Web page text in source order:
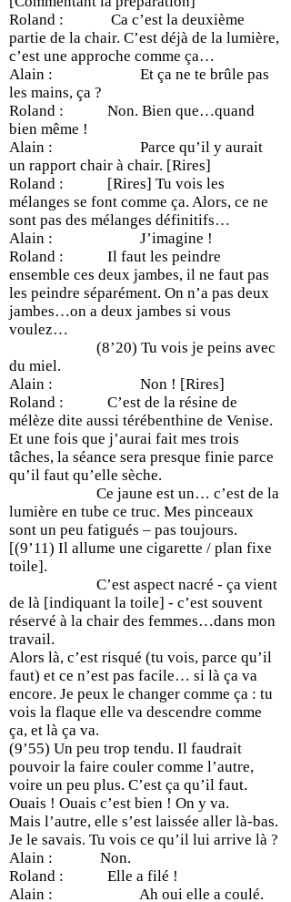
Roland : Ca c’est la deuxième
partie de la chair. C’est déjà de la lumière,
c’est une approche comme ça…
Alain : Et ça ne te brûle pas
les mains, ça ?
Roland : Non. Bien que…quand
bien même !
Alain : Parce qu’il y aurait
un rapport chair à chair. [Rires]
Roland : [Rires] Tu vois les
mélanges se font comme ça. Alors, ce ne
sont pas des mélanges définitifs…
Alain : J’imagine !
Roland : Il faut les peindre
ensemble ces deux jambes, il ne faut pas
les peindre séparément. On n’a pas deux
jambes…on a deux jambes si vous
voulez…
(8’20) Tu vois je peins avec
du miel.
Alain : Non ! [Rires]
Roland : C’est de la résine de
mélèze dite aussi térébenthine de Venise.
Et une fois que j’aurai fait mes trois
tâches, la séance sera presque finie parce
qu’il faut qu’elle sèche.
Ce jaune est un… c’est de la
lumière en tube ce truc. Mes pinceaux
sont un peu fatigués – pas toujours.
[(9’11) Il allume une cigarette / plan fixe
toile].
C’est aspect nacré - ça vient
de là [indiquant la toile] - c’est souvent
réservé à la chair des femmes…dans mon
travail.
Alors là, c’est risqué (tu vois, parce qu’il
faut) et ce n’est pas facile… si là ça va
encore. Je peux le changer comme ça : tu
vois la flaque elle va descendre comme
ça, et là ça va.
(9’55) Un peu trop tendu. Il faudrait
pouvoir la faire couler comme l’autre,
voire un peu plus. C’est ça qu’il faut.
Ouais ! Ouais c’est bien ! On y va.
Mais l’autre, elle s’est laissée aller là-bas.
Je le savais. Tu vois ce qu’il lui arrive là ?
Alain : Non.
Roland : Elle a filé !
Alain : Ah oui elle a coulé.